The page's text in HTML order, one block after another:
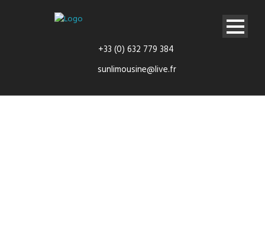
+33 (0) 632 779 384
sunlimousine@live.fr